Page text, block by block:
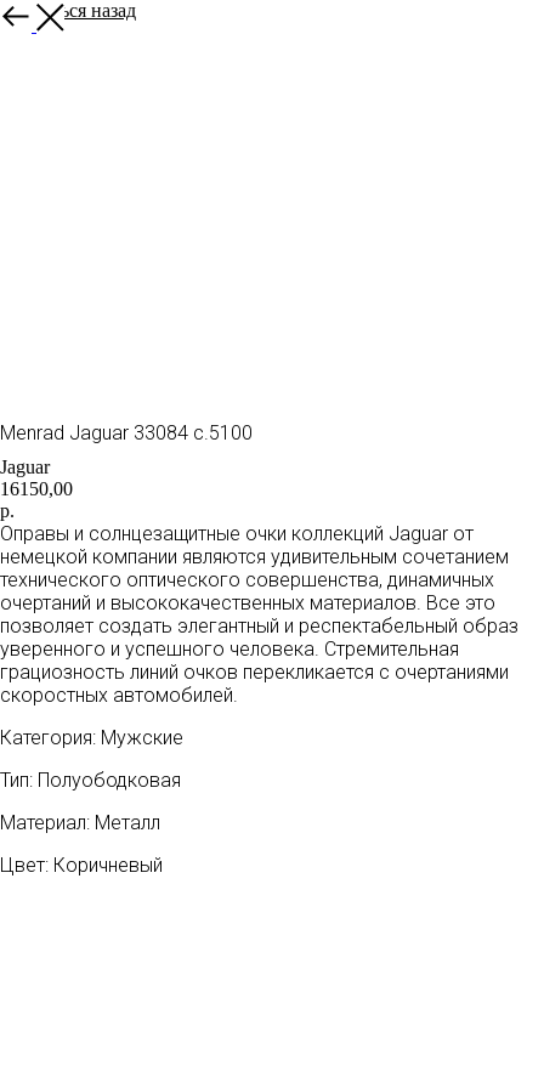
Вернуться назад
Menrad Jaguar 33084 c.5100
Jaguar
16150,00
р.
Оправы и солнцезащитные очки коллекций Jaguar от
немецкой компании являются удивительным сочетанием
технического оптического совершенства, динамичных
очертаний и высококачественных материалов. Все это
позволяет создать элегантный и респектабельный образ
уверенного и успешного человека. Стремительная
грациозность линий очков перекликается с очертаниями
скоростных автомобилей.
Категория: Мужские
Тип: Полуободковая
Материал: Металл
Цвет: Коричневый